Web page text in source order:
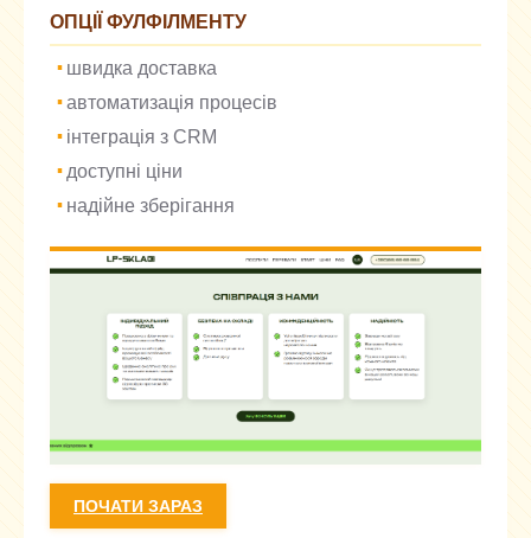
ОПЦІЇ ФУЛФІЛМЕНТУ
швидка доставка
автоматизація процесів
інтеграція з CRM
доступні ціни
надійне зберігання
ПОЧАТИ ЗАРАЗ